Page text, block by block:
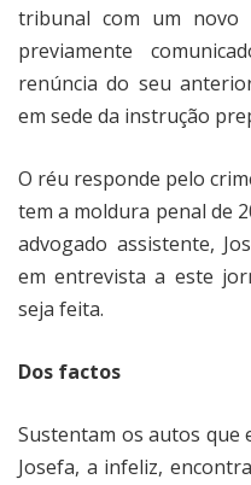
tribunal com um novo
previamente
renúncia do seu
em sede da instrução
O réu responde pelo
tem a moldura penal de
advogado assistente,
em entrevista a este
seja feita.
Dos factos
Sustentam os autos que
Josefa, a infeliz,